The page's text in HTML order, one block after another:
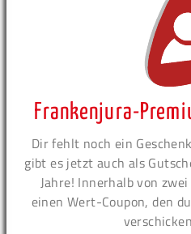
Frankenjura-
Dir fehlt noch ein
gibt es jetzt auch als
Jahre! Innerhalb von
einen Wert-Coupon, den